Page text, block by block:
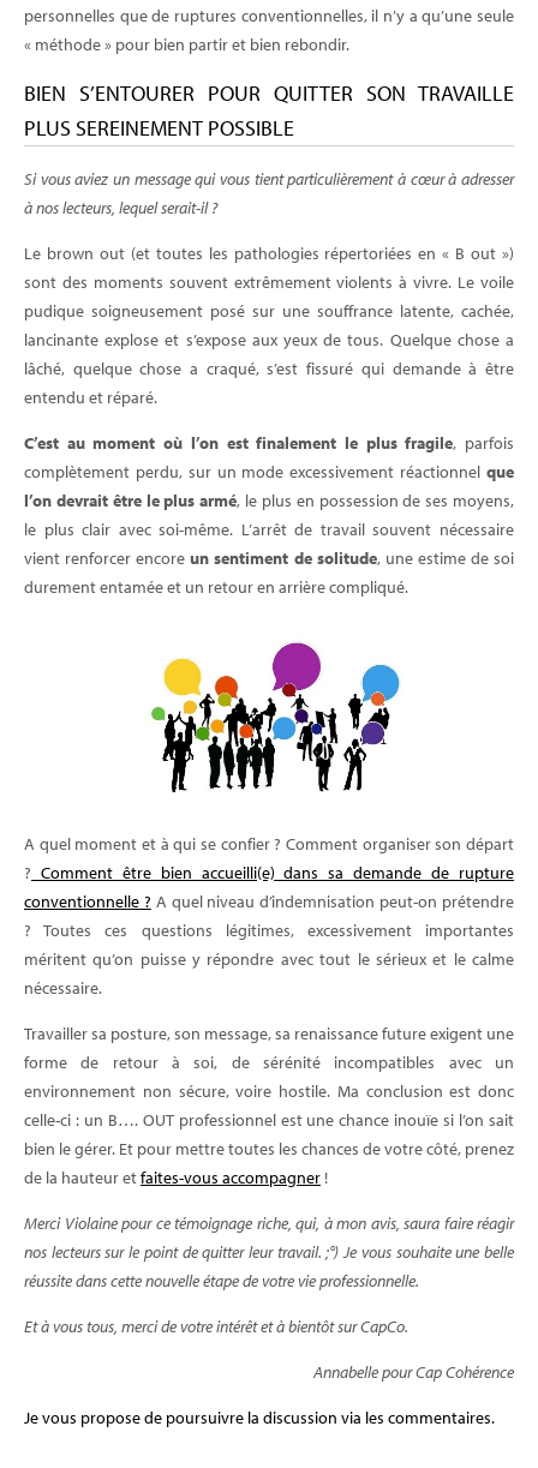
personnelles que de ruptures conventionnelles, il n’y a qu’une seule
« méthode » pour bien partir et bien rebondir.
BIEN S’ENTOURER POUR QUITTER SON TRAVAILLE
PLUS SEREINEMENT POSSIBLE
Si vous aviez un message qui vous tient particulièrement à cœur à adresser
à nos lecteurs, lequel serait-il ?
Le brown out (et toutes les pathologies répertoriées en « B out »)
sont des moments souvent extrêmement violents à vivre. Le voile
pudique soigneusement posé sur une souffrance latente, cachée,
lancinante explose et s’expose aux yeux de tous. Quelque chose a
lâché, quelque chose a craqué, s’est fissuré qui demande à être
entendu et réparé.
C’est au moment où l’on est finalement le plus fragile, parfois
complètement perdu, sur un mode excessivement réactionnel que
l’on devrait être le plus armé, le plus en possession de ses moyens,
le plus clair avec soi-même. L’arrêt de travail souvent nécessaire
vient renforcer encoreun sentiment de solitude, une estime de soi
durement entamée et un retour en arrière compliqué.
A quel moment et à qui se confier ? Comment organiser son départ
? Comment être bien accueilli(e) dans sa demande de rupture
conventionnelle ? A quel niveau d’indemnisation peut-on prétendre
? Toutes ces questions légitimes, excessivement importantes
méritent qu’on puisse y répondre avec tout le sérieux et le calme
nécessaire.
Travailler sa posture, son message, sa renaissance future exigent une
forme de retour à soi, de sérénité incompatibles avec un
environnement non sécure, voire hostile. Ma conclusion est donc
celle-ci : un B…. OUT professionnel est une chance inouïe si l’on sait
bien le gérer. Et pour mettre toutes les chances de votre côté, prenez
de la hauteur etfaites-vous accompagner !
Merci Violaine pour ce témoignage riche, qui, à mon avis, saura faire réagir
nos lecteurs sur le point de quitter leur travail. ;°) Je vous souhaite une belle
réussite dans cette nouvelle étape de votre vie professionnelle.
Et à vous tous, merci de votre intérêt et à bientôt sur CapCo.
Annabelle pour Cap Cohérence
Je vous propose de poursuivre la discussion via les commentaires.